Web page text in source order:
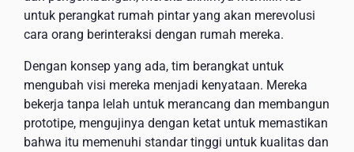
untuk perangkat rumah pintar yang akan merevolusi
cara orang berinteraksi dengan rumah mereka.
Dengan konsep yang ada, tim berangkat untuk
mengubah visi mereka menjadi kenyataan. Mereka
bekerja tanpa lelah untuk merancang dan membangun
prototipe, mengujinya dengan ketat untuk memastikan
bahwa itu memenuhi standar tinggi untuk kualitas dan